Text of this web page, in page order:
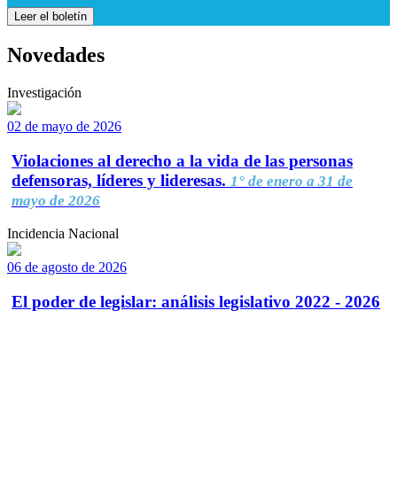
Leer el boletín
Novedades
Investigación
02 de mayo de 2026
Violaciones al derecho a la vida de las personas
defensoras, líderes y lideresas. 1° de enero a 31 de
mayo de 2026
Incidencia Nacional
06 de agosto de 2026
El poder de legislar: análisis legislativo 2022 - 2026